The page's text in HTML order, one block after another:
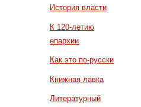
История власти
К 120-летию
епархии
Как это по-русски
Книжная лавка
Литературный